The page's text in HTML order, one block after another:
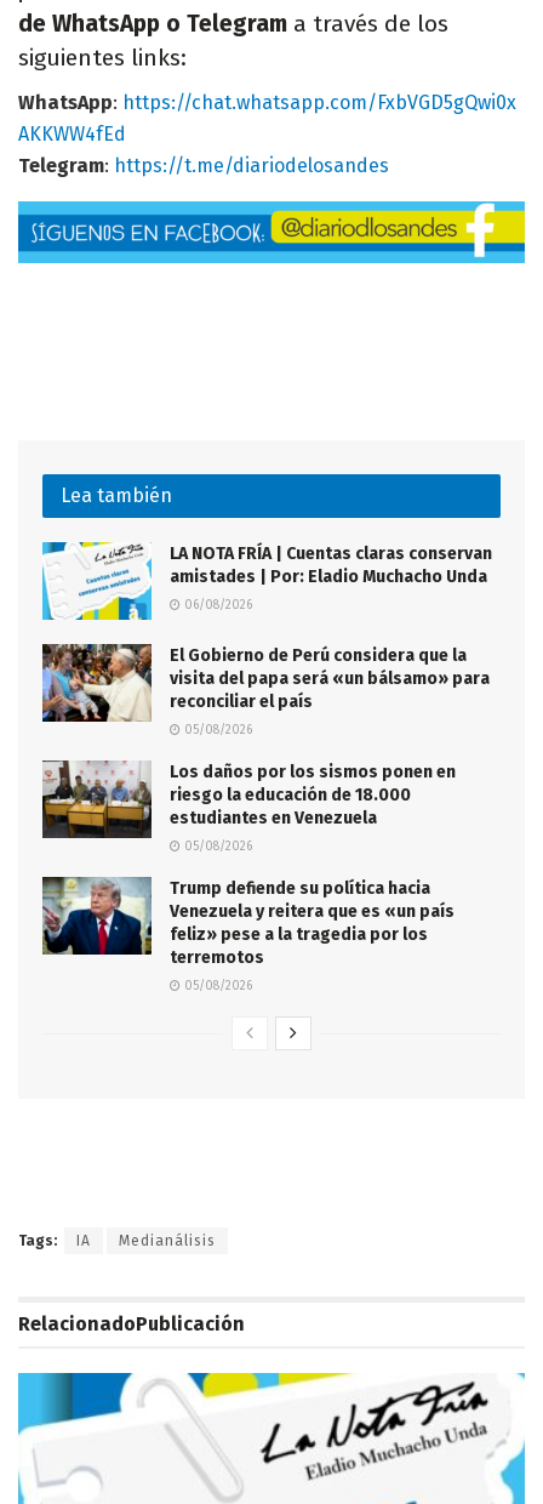
de WhatsApp o Telegram a través de los
siguientes links:
WhatsApp: https://chat.whatsapp.com/FxbVGD5gQwi0x
AKKWW4fEd
Telegram: https://t.me/diariodelosandes
Lea también
LA NOTA FRÍA | Cuentas claras conservan
amistades | Por: Eladio Muchacho Unda
06/08/2026
El Gobierno de Perú considera que la
visita del papa será «un bálsamo» para
reconciliar el país
05/08/2026
Los daños por los sismos ponen en
riesgo la educación de 18.000
estudiantes en Venezuela
05/08/2026
Trump defiende su política hacia
Venezuela y reitera que es «un país
feliz» pese a la tragedia por los
terremotos
05/08/2026
Tags: IA Medianálisis
RelacionadoPublicación